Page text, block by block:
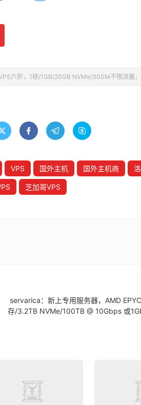
六折，1核/1GB/20GB NVMe/300M不限流量
  
VPS 国外主机 国外主机商
芝加哥VPS
servarica：新上专用服务器，AMD
存/3.2TB NVMe/100TB @ 10Gbps 或